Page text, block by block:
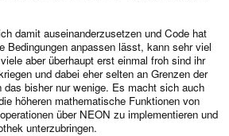
damit auseinanderzusetzen und Code hat
Bedingungen anpassen lässt, kann sehr viel
aber überhaupt erst einmal froh sind ihr
und dabei eher selten an Grenzen der
das bisher nur wenige. Es macht sich auch
höheren mathematische Funktionen von
über NEON zu implementieren und
unterzubringen.